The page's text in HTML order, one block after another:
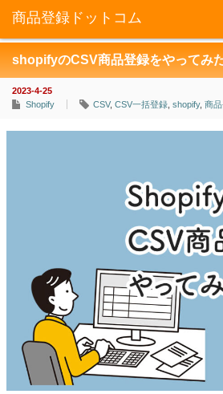
shopifyのCSV商品登録をやってみ
2023-4-25
Shopify
CSV, CSV一括登録 shopify, 商